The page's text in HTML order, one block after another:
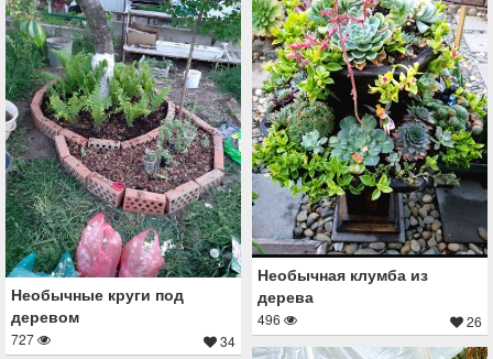
Необычные круги под
деревом
727 34
Необычная клумба из
дерева
496 26